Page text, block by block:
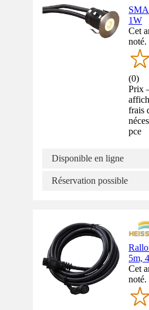
1W
Cet
noté.
(0)
Prix
frais
pce
Disponible en ligne
Réservation possible
5m,
Cet
noté.